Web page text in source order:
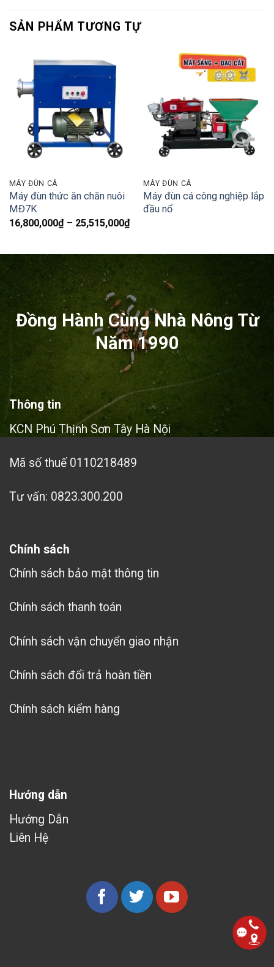
SẢN PHẨM TƯƠNG TỰ
MÁY ĐÙN CÁ
Máy đùn thức ăn chăn nuôi
MĐ7K
16,800,000₫ – 25,515,000₫Khoảng
giá:
16,800,000₫
đến
25,515,000₫
MÁY ĐÙN CÁ
Máy đùn cá công nghiệp lắp
đầu nổ
Đồng Hành Cùng Nhà Nông Từ
Năm 1990
Thông tin
KCN Phú Thịnh Sơn Tây Hà Nội
Mã số thuế 0110218489
Tư vấn: 0823.300.200
Chính sách
Chính sách bảo mật thông tin
Chính sách thanh toán
Chính sách vận chuyển giao nhận
Chính sách đổi trả hoàn tiền
Chính sách kiểm hàng
Hướng dẫn
Hướng Dẫn
Liên Hệ